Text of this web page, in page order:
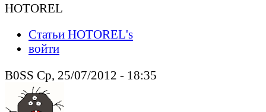
HOTOREL
Статьи HOTOREL's
войти
B0SS Ср, 25/07/2012 - 18:35